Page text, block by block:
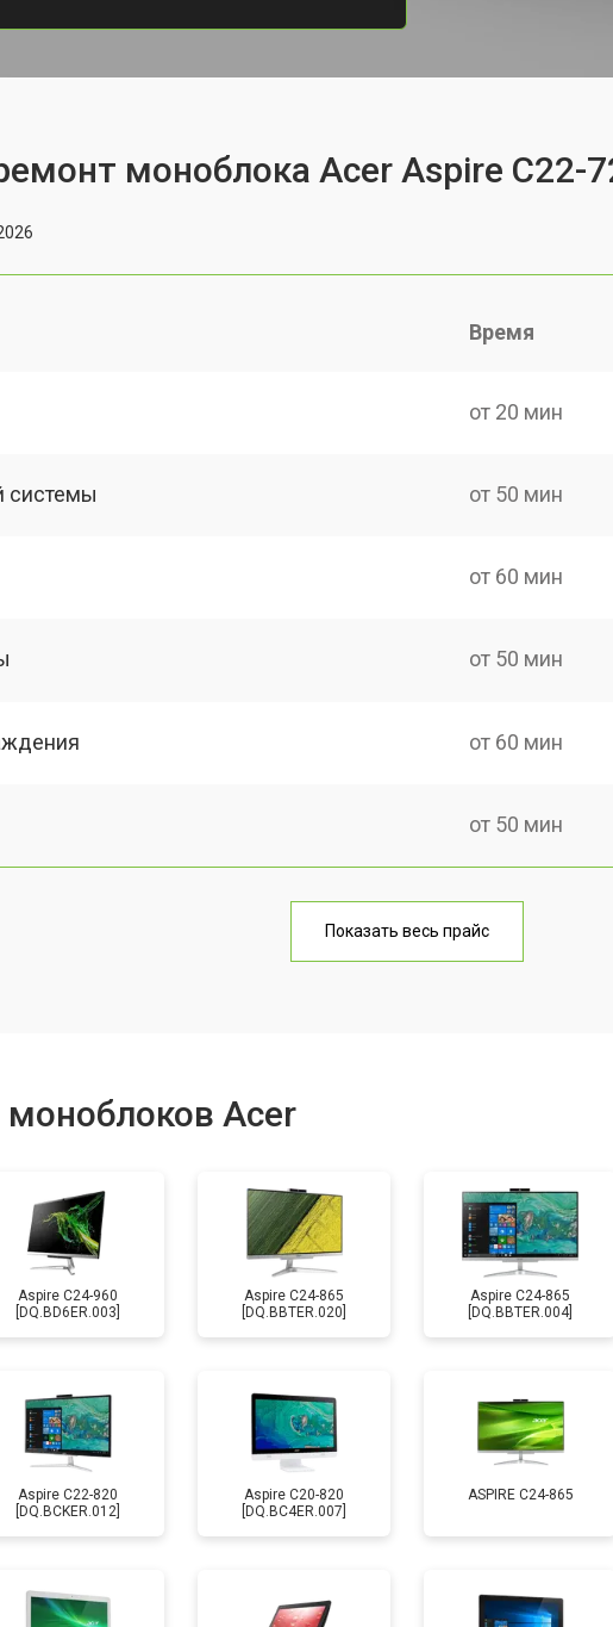
моноблока Acer Aspire C22-
Время
от 20 мин
системы от 50 мин
от 60 мин
от 50 мин
от 60 мин
от 50 мин
от 60 мин
Показать весь прайс
Acer
Aspire C24-960
[DQ.BD6ER.003]
Aspire C24-865
[DQ.BBTER.020]
Aspire C24-865
[DQ.BBTER.004]
Aspire C22-820
[DQ.BCKER.012]
Aspire C20-820
[DQ.BC4ER.007]
ASPIRE C24-865